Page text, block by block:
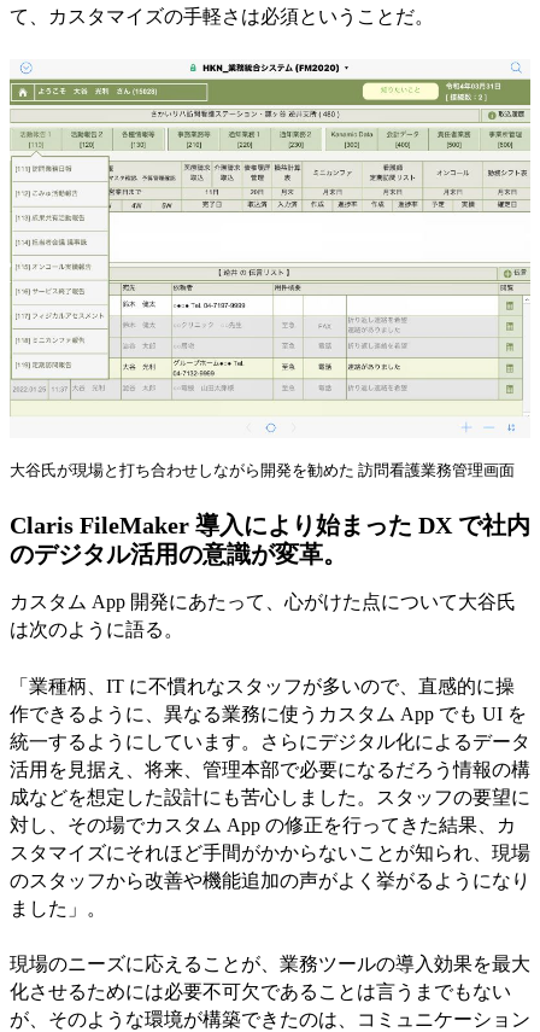
て、カスタマイズの手軽さは必須ということだ。
大谷氏が現場と打ち合わせしながら開発を勧めた 訪問看護業務管理画面
Claris FileMaker 導入により始まった DX で社内
のデジタル活用の意識が変革。
カスタム App 開発にあたって、心がけた点について大谷氏
は次のように語る。
「業種柄、IT に不慣れなスタッフが多いので、直感的に操
作できるように、異なる業務に使うカスタム App でも UI を
統一するようにしています。さらにデジタル化によるデータ
活用を見据え、将来、管理本部で必要になるだろう情報の構
成などを想定した設計にも苦心しました。スタッフの要望に
対し、その場でカスタム App の修正を行ってきた結果、カ
スタマイズにそれほど手間がかからないことが知られ、現場
のスタッフから改善や機能追加の声がよく挙がるようになり
ました」。
現場のニーズに応えることが、業務ツールの導入効果を最大
化させるためには必要不可欠であることは言うまでもない
が、そのような環境が構築できたのは、コミュニケーション